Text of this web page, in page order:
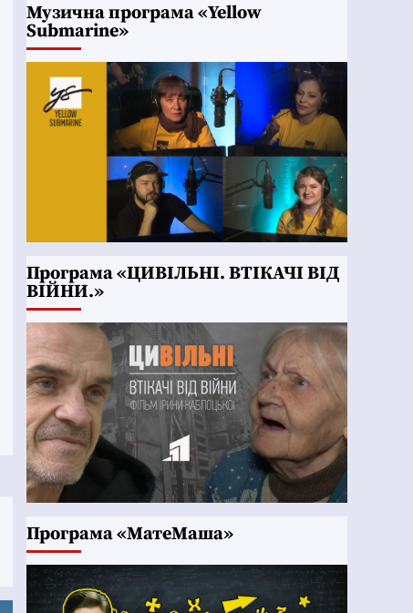
Музична програма «Yellow
Submarine»
Програма «ЦИВІЛЬНІ. ВТІКАЧІ ВІД
ВІЙНИ.»
Програма «МатеМаша»